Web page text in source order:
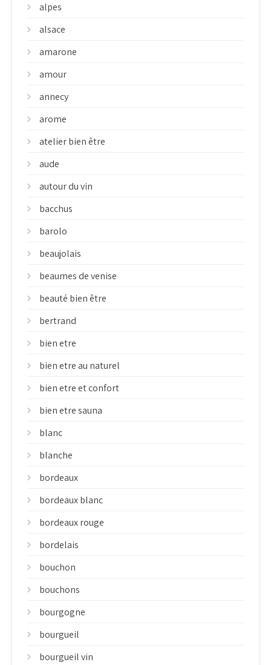
alpes
alsace
amarone
amour
annecy
arome
atelier bien être
aude
autour du vin
bacchus
barolo
beaujolais
beaumes de venise
beauté bien être
bertrand
bien etre
bien etre au naturel
bien etre et confort
bien etre sauna
blanc
blanche
bordeaux
bordeaux blanc
bordeaux rouge
bordelais
bouchon
bouchons
bourgogne
bourgueil
bourgueil vin